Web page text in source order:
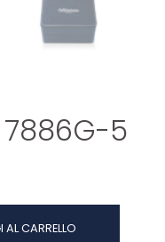
7886G-5
CARRELLO